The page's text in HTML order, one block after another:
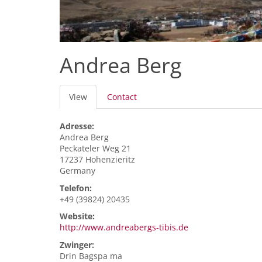
Andrea Berg
Primary
tabs
View (active
tab)
Contact
Adresse:
Andrea Berg
Peckateler Weg 21
17237 Hohenzieritz
Germany
Telefon:
+49 (39824) 20435
Website:
http://www.andreabergs-tibis.de
Zwinger:
Drin Bagspa ma